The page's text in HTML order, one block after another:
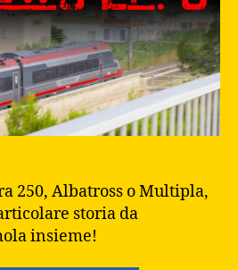
250, Albatross o Multipla,
storia da
insieme!